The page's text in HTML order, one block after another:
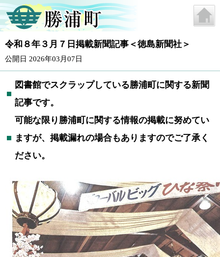
令和８年３月７日掲載新聞記事＜徳島新聞社＞
公開日 2026年03月07日
図書館でスクラップしている勝浦町に関する新聞
記事です。
可能な限り勝浦町に関する情報の掲載に努めてい
ますが、掲載漏れの場合もありますのでご了承く
ださい。